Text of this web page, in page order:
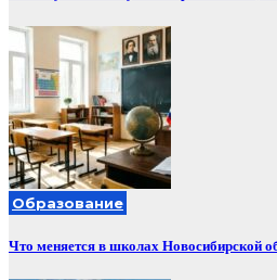
Образование
Что меняется в школах Новосибирской